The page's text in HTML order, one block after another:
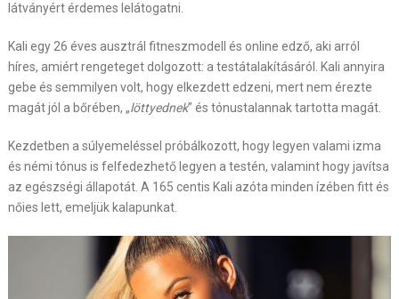
látványért érdemes lelátogatni.
Kali egy 26 éves ausztrál fitneszmodell és online edző, aki arról
híres, amiért rengeteget dolgozott: a testátalakításáról. Kali annyira
gebe és semmilyen volt, hogy elkezdett edzeni, mert nem érezte
magát jól a bőrében, „löttyednek” és tónustalannak tartotta magát.
Kezdetben a súlyemeléssel próbálkozott, hogy legyen valami izma
és némi tónus is felfedezhető legyen a testén, valamint hogy javítsa
az egészségi állapotát. A 165 centis Kali azóta minden ízében fitt és
nőies lett, emeljük kalapunkat.